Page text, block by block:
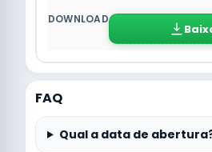
FAQ
Qual a data de